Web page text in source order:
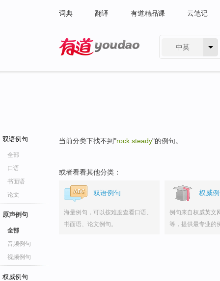
词典 翻译 有道精品课 云笔记
中英
双语例句
全部
口语
书面语
论文
原声例句
全部
音频例句
视频例句
权威例句
当前分类下找不到"rock steady"的例句。
或者看看其他分类：
双语例句
海量例句，可以按难度查看口语、
书面语、论文例句。
权威
例句来自权威英文
等，提供最专业的